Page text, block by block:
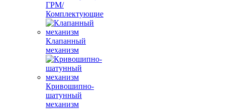
ГРМ/
Комплектующие
Клапанный
механизм
Кривошипно-
шатунный
механизм